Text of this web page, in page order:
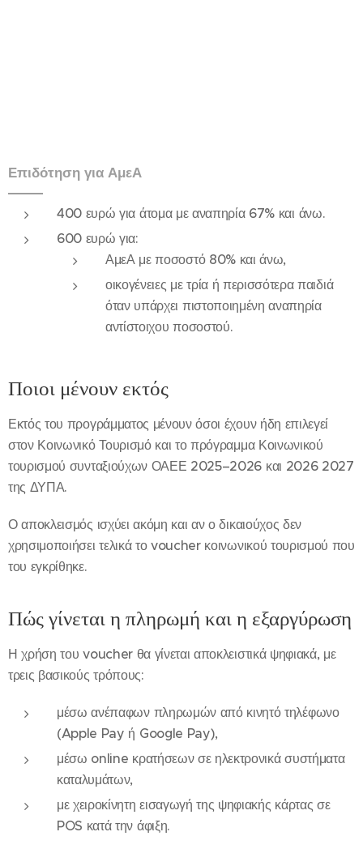
Επιδότηση για ΑμεΑ
400 ευρώ για άτομα με αναπηρία 67% και άνω.
600 ευρώ για:
ΑμεΑ με ποσοστό 80% και άνω,
οικογένειες με τρία ή περισσότερα παιδιά
όταν υπάρχει πιστοποιημένη αναπηρία
αντίστοιχου ποσοστού.
Ποιοι μένουν εκτός
Εκτός του προγράμματος μένουν όσοι έχουν ήδη επιλεγεί
στον Κοινωνικό Τουρισμό και το πρόγραμμα Κοινωνικού
τουρισμού συνταξιούχων ΟΑΕΕ 2025–2026 και 2026 2027
της ΔΥΠΑ.
Ο αποκλεισμός ισχύει ακόμη και αν ο δικαιούχος δεν
χρησιμοποιήσει τελικά το voucher κοινωνικού τουρισμού που
του εγκρίθηκε.
Πώς γίνεται η πληρωμή και η εξαργύρωση
Η χρήση του voucher θα γίνεται αποκλειστικά ψηφιακά, με
τρεις βασικούς τρόπους:
μέσω ανέπαφων πληρωμών από κινητό τηλέφωνο
(Apple Pay ή Google Pay),
μέσω online κρατήσεων σε ηλεκτρονικά συστήματα
καταλυμάτων,
με χειροκίνητη εισαγωγή της ψηφιακής κάρτας σε
POS κατά την άφιξη.